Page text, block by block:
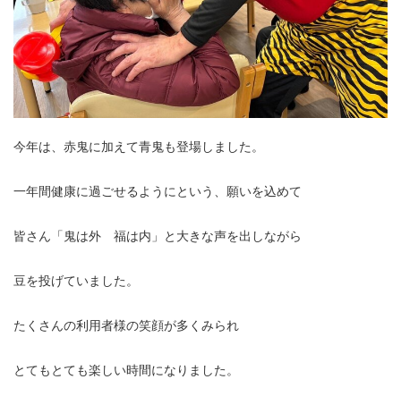
今年は、赤鬼に加えて青鬼も登場しました。
一年間健康に過ごせるようにという、願いを込めて
皆さん「鬼は外 福は内」と大きな声を出しながら
豆を投げていました。
たくさんの利用者様の笑顔が多くみられ
とてもとても楽しい時間になりました。